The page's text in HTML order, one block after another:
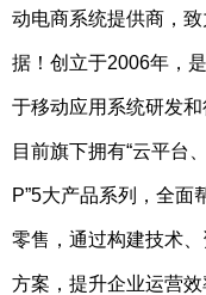
动电商系统提供商，
据！创立于2006年，
于移动应用系统研发
目前旗下拥有“云平台
P”5大产品系列，全面
零售，通过构建技术、
方案，提升企业运营